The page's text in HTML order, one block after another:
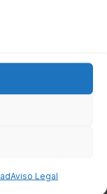
Aviso Legal
antes de
al